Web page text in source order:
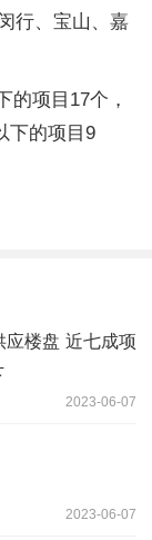
行、宝山、嘉
的项目17个，
下的项目9
应楼盘 近七成项
2023-06-07
2023-06-07